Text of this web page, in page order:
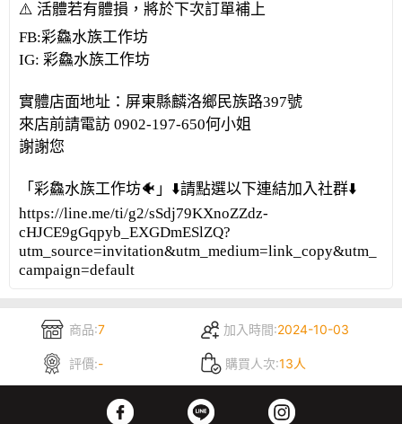
⚠️ 活體若有體損，將於下次訂單補上
FB:彩鱻水族工作坊
IG: 彩鱻水族工作坊
實體店面地址：屏東縣麟洛鄉民族路397號
來店前請電訪 0902-197-650何小姐
謝謝您
「彩鱻水族工作坊🐠」⬇️請點選以下連結加入社群⬇️
https://line.me/ti/g2/sSdj79KXnoZZdz-
cHJCE9gGqpyb_EXGDmESlZQ?
utm_source=invitation&utm_medium=link_copy&utm_
campaign=default
商品:7 加入時間:2024-10-03
評價:- 購買人次:13人